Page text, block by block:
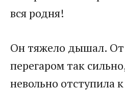
вся родня!
Он тяжело дышал. От
перегаром так
невольно отступила